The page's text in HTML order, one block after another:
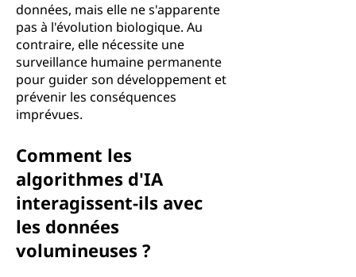
données, mais elle ne s'apparente
pas à l'évolution biologique. Au
contraire, elle nécessite une
surveillance humaine permanente
pour guider son développement et
prévenir les conséquences
imprévues.
Comment les
algorithmes d'IA
interagissent-ils avec
les données
volumineuses ?